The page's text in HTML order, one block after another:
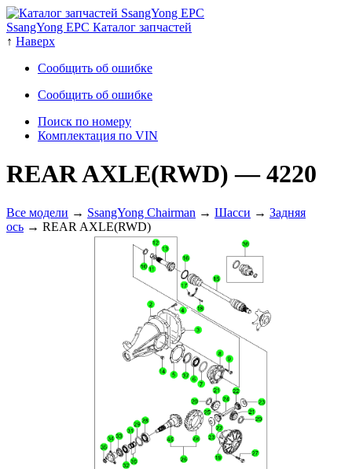
SsangYong EPC Каталог запчастей
↑ Наверх
Сообщить об ошибке
Сообщить об ошибке
Поиск по номеру
Комплектация по VIN
REAR AXLE(RWD)— 4220
Все модели → SsangYong Chairman → Шасси → Задняя
ось → REAR AXLE(RWD)